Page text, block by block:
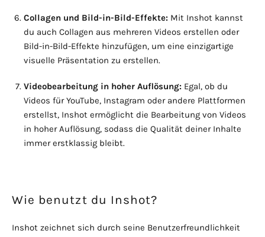
Collagen und Bild-in-Bild-Effekte: Mit Inshot kannst
du auch Collagen aus mehreren Videos erstellen oder
Bild-in-Bild-Effekte hinzufügen, um eine einzigartige
visuelle Präsentation zu erstellen.
Videobearbeitung in hoher Auflösung: Egal, ob du
Videos für YouTube, Instagram oder andere Plattformen
erstellst, Inshot ermöglicht die Bearbeitung von Videos
in hoher Auflösung, sodass die Qualität deiner Inhalte
immer erstklassig bleibt.
Wie benutzt du Inshot?
Inshot zeichnet sich durch seine Benutzerfreundlichkeit